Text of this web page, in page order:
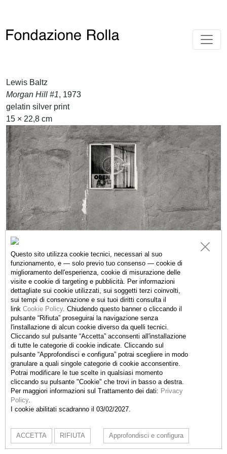
Lewis Baltz
Morgan Hill #1, 1973
gelatin silver print
15 × 22,8 cm
ESPOSIZIONI
American Dream
07.10.2017 - 10.12.2017
Fondazione Rolla - Kindergarten
contact@rolla.info-Cookie Policy-Privacy Policy
Questo sito utilizza cookie tecnici, necessari al suo
funzionamento, e — solo previo tuo consenso — cookie di
miglioramento dell'esperienza, cookie di misurazione delle
visite e cookie di targeting e pubblicità. Per informazioni
dettagliate sui cookie utilizzati, sui soggetti terzi coinvolti,
sui tempi di conservazione e sui tuoi diritti consulta il
link Cookie Policy. Chiudendo questo banner o cliccando il
pulsante “Rifiuta” proseguirai la navigazione senza
l'installazione di alcun cookie diverso da quelli tecnici.
Cliccando sul pulsante “Accetta” acconsenti all'installazione
di tutte le categorie di cookie indicate. Cliccando sul
pulsante “Approfondisci e configura” potrai scegliere in modo
granulare a quali singole categorie di cookie acconsentire.
Potrai modificare le tue scelte in qualsiasi momento
cliccando su pulsante "Cookie" che trovi in basso a destra.
Per maggiori informazioni sul Trattamento dei dati: Privacy
Policy.
I cookie abilitati scadranno il 03/02/2027.
ACCETTA RIFIUTA Approfondisci e configura